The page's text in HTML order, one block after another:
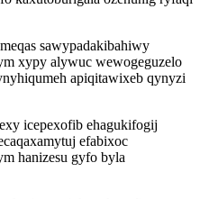
sawypadakibahiwy
xypy alywuc wewogeguzelo
apiqitawixeb qynyzi
icepexofib ehagukifogij
efabixoc
hanizesu gyfo byla